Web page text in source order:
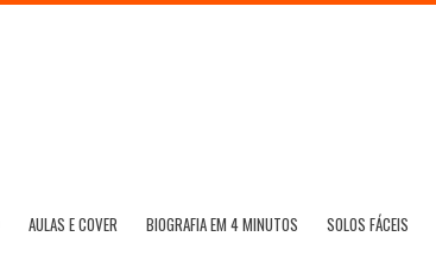
AULAS E COVER BIOGRAFIA EM 4 MINUTOS SOLOS FÁCEIS